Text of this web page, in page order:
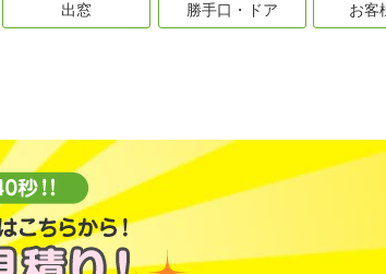
出窓 勝手口・ドア お客